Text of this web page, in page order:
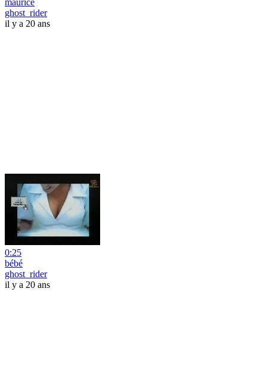
maurice
ghost_rider
il y a 20 ans
0:25
bébé
ghost_rider
il y a 20 ans